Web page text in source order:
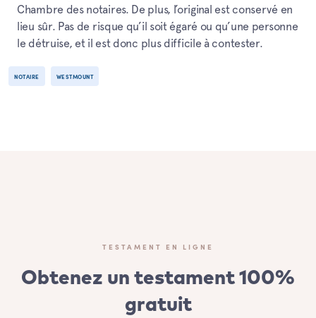
Chambre des notaires. De plus, l’original est conservé en
lieu sûr. Pas de risque qu’il soit égaré ou qu’une personne
le détruise, et il est donc plus difficile à contester.
NOTAIRE WESTMOUNT
TESTAMENT EN LIGNE
Obtenez un testament 100%
gratuit